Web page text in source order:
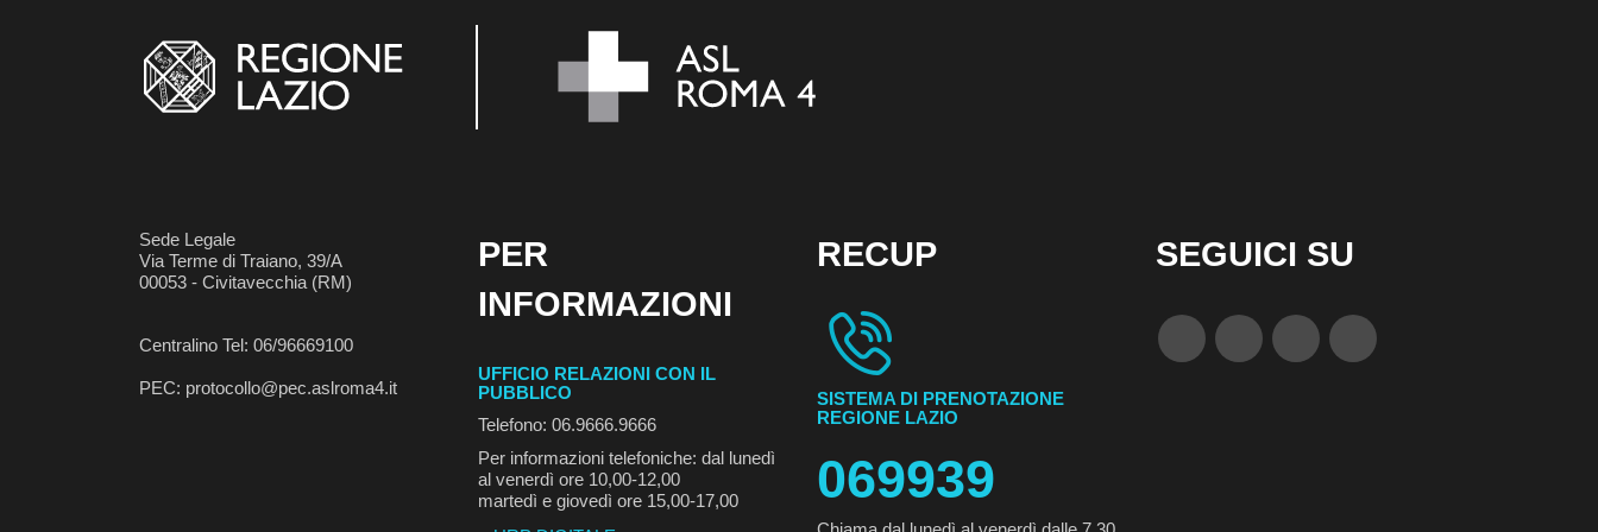
Sede Legale
Via Terme di Traiano, 39/A
00053 - Civitavecchia (RM)
Centralino Tel: 06/96669100
PEC: protocollo@pec.aslroma4.it
PER
INFORMAZIONI
UFFICIO RELAZIONI CON IL
PUBBLICO
Telefono: 06.9666.9666
Per informazioni telefoniche: dal lunedì
al venerdì ore 10,00-12,00
martedì e giovedì ore 15,00-17,00
RECUP
SISTEMA DI PRENOTAZIONE
REGIONE LAZIO
069939
SEGUICI SU